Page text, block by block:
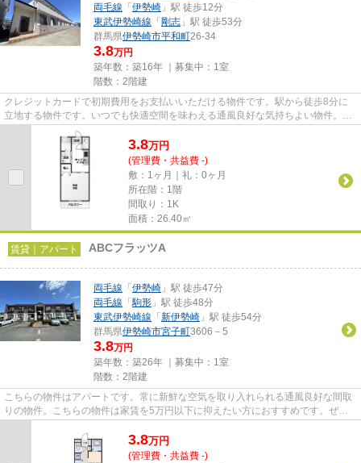
両毛線 「 伊勢崎 」駅 徒歩12分
東武伊勢崎線 「 剛志 」駅 徒歩53分
群馬県伊勢崎市平和町26-34
3.8万円
築年数：築16年 ｜募集中： 1室
階数：2階建
クレジットカードで初期費用をお支払いいただける物件です。駅から徒歩8分に
立地する物件です。いつでも快適空間を味わえる通風良好な気持ちよい物件。
月々の賃料が5万円以下の物件で...
3.8万円
(管理費・共益費 -)
敷：1ヶ月｜礼：0ヶ月
所在階：1階
間取り：1K
面積：26.40㎡
賃貸｜アパート ABCフラッツA
両毛線 「 伊勢崎 」駅 徒歩47分
両毛線 「駒形 」駅 徒歩48分
東武伊勢崎線 「 新伊勢崎 」駅 徒歩54分
群馬県伊勢崎市宮子町3606－5
3.8万円
築年数：築26年 ｜募集中： 1室
階数：2階建
こちらの物件はアパートです。常に新鮮な空気を取り入れられる通風良好な間取
りの物件。こちらの物件は家賃を5万円以下に抑えたい方におすすめです。ぜひ
3.8万円
(管理費・共益費 -)